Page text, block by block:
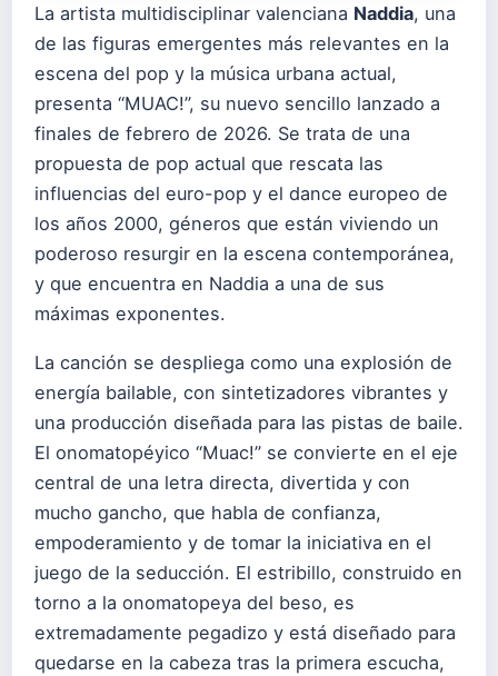
La artista multidisciplinar valenciana Naddia, una
de las figuras emergentes más relevantes en la
escena del pop y la música urbana actual,
presenta “MUAC!”, su nuevo sencillo lanzado a
finales de febrero de 2026. Se trata de una
propuesta de pop actual que rescata las
influencias del euro-pop y el dance europeo de
los años 2000, géneros que están viviendo un
poderoso resurgir en la escena contemporánea,
y que encuentra en Naddia a una de sus
máximas exponentes.
La canción se despliega como una explosión de
energía bailable, con sintetizadores vibrantes y
una producción diseñada para las pistas de baile.
El onomatopéyico “Muac!” se convierte en el eje
central de una letra directa, divertida y con
mucho gancho, que habla de confianza,
empoderamiento y de tomar la iniciativa en el
juego de la seducción. El estribillo, construido en
torno a la onomatopeya del beso, es
extremadamente pegadizo y está diseñado para
quedarse en la cabeza tras la primera escucha,